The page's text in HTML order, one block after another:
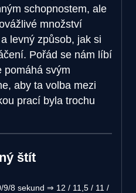
schopnostem, ale
množství
levný způsob, jak si
Pořád se nám líbí
pomáhá svým
aby ta volba mezi
prací byla trochu
štít
9/8 sekund ⇒ 12 / 11,5 / 11 /